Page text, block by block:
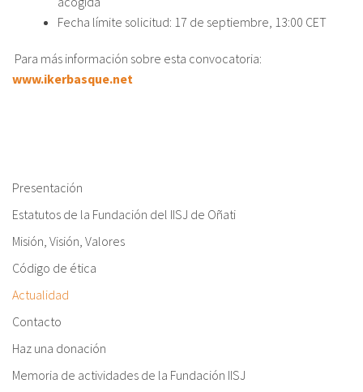
Galería de fotos
Fecha límite solicitud: 17 de septiembre, 13:00 CET
Para más información sobre esta convocatoria:
www.ikerbasque.net
Presentación
Estatutos de la Fundación del IISJ de Oñati
Misión, Visión, Valores
Código de ética
Actualidad
Contacto
Haz una donación
Memoria de actividades de la Fundación IISJ